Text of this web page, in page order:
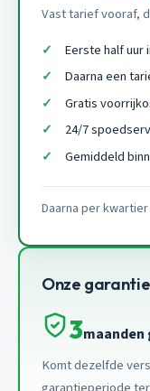
Vast tarief vooraf,
Eerste half uur
Daarna een
Gratis
24/7
Gemiddeld
Daarna per kwartier
Onze garantie
3
Komt dezelfde